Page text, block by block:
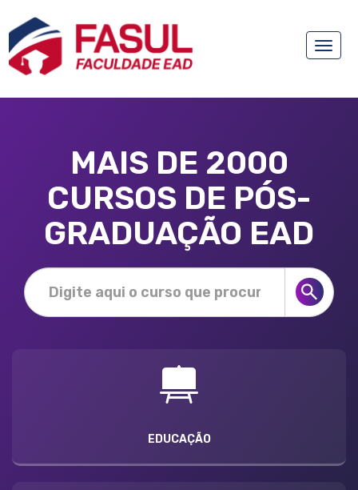
Toggle
MAIS DE 2000
CURSOS DE PÓS-
GRADUAÇÃO EAD
EDUCAÇÃO